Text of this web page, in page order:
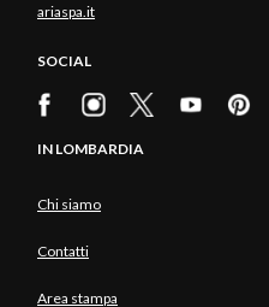
ariaspa.it
SOCIAL
IN LOMBARDIA
Chi siamo
Contatti
Area stampa